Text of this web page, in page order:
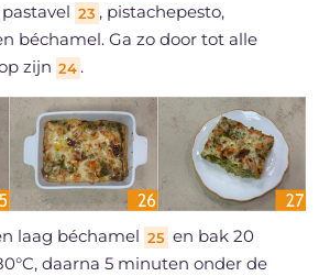
23 , pistachepesto,
béchamel. Ga zo door tot alle
zijn 24 .
laag béchamel 25 en bak 20
daarna 5 minuten onder de